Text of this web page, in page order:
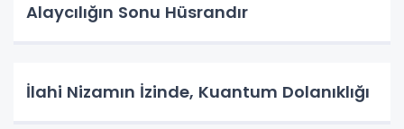
Alaycılığın Sonu Hüsrandır
İlahi Nizamın İzinde, Kuantum Dolanıklığı